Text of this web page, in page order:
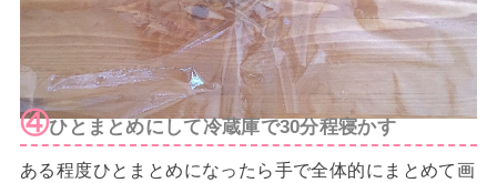
④ひとまとめにして冷蔵庫で30分程寝かす
ある程度ひとまとめになったら手で全体的にまとめて画